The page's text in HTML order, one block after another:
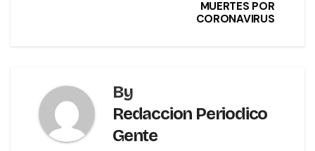
MUERTES POR
CORONAVIRUS
By
Redaccion Periodico
Gente